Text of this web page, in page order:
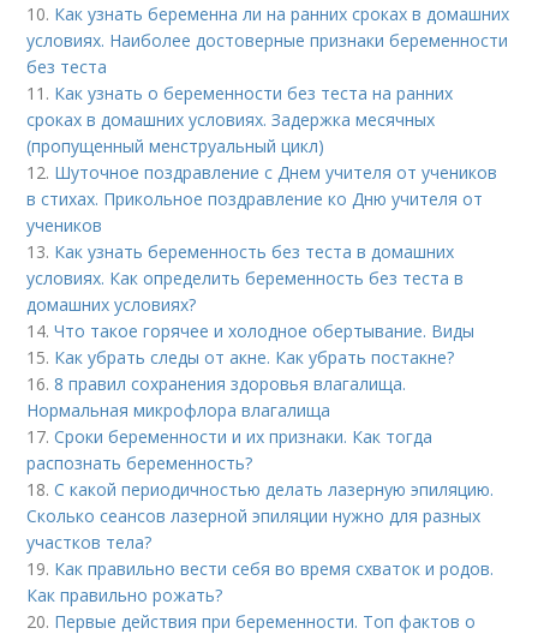
10. Как узнать беременна ли на ранних сроках в домашних
условиях. Наиболее достоверные признаки беременности
без теста
11. Как узнать о беременности без теста на ранних
сроках в домашних условиях. Задержка месячных
(пропущенный менструальный цикл)
12. Шуточное поздравление с Днем учителя от учеников
в стихах. Прикольное поздравление ко Дню учителя от
учеников
13. Как узнать беременность без теста в домашних
условиях. Как определить беременность без теста в
домашних условиях?
14.Что такое горячее и холодное обертывание. Виды
15. Как убрать следы от акне. Как убрать постакне?
16.8 правил сохранения здоровья влагалища.
Нормальная микрофлора влагалища
17.Сроки беременности и их признаки. Как тогда
распознать беременность?
18.С какой периодичностью делать лазерную эпиляцию.
Сколько сеансов лазерной эпиляции нужно для разных
участков тела?
19. Как правильно вести себя во время схваток и родов.
Как правильно рожать?
20. Первые действия при беременности. Топ фактов о